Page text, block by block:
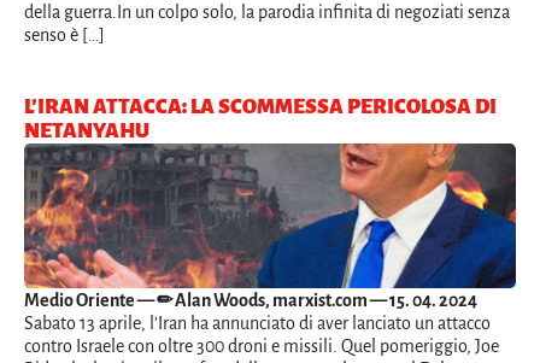
della guerra.In un colpo solo, la parodia infinita di negoziati senza
senso è […]
L’IRAN ATTACCA: LA SCOMMESSA PERICOLOSA DI
NETANYAHU
Medio Oriente— ✏ Alan Woods, marxist.com — 15. 04. 2024
Sabato 13 aprile, l’Iran ha annunciato di aver lanciato un attacco
contro Israele con oltre 300 droni e missili. Quel pomeriggio, Joe